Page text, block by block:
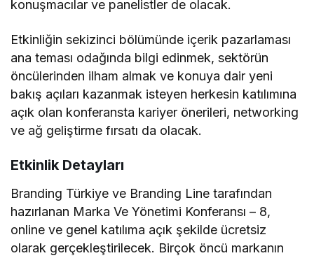
konuşmacılar ve panelistler de olacak.
Etkinliğin sekizinci bölümünde içerik pazarlaması
ana teması odağında bilgi edinmek, sektörün
öncülerinden ilham almak ve konuya dair yeni
bakış açıları kazanmak isteyen herkesin katılımına
açık olan konferansta kariyer önerileri, networking
ve ağ geliştirme fırsatı da olacak.
Etkinlik Detayları
Branding Türkiye ve Branding Line tarafından
hazırlanan Marka Ve Yönetimi Konferansı – 8,
online ve genel katılıma açık şekilde ücretsiz
olarak gerçekleştirilecek. Birçok öncü markanın